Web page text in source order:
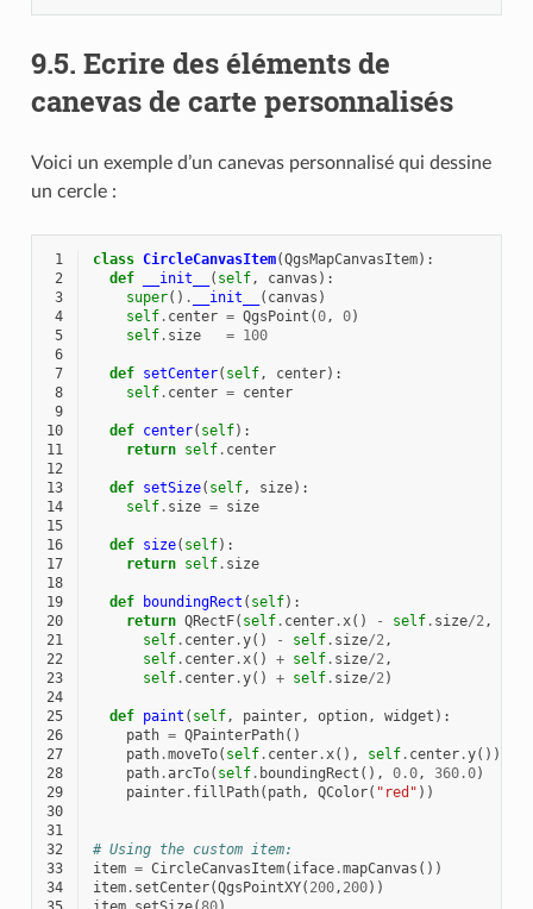
9.5. Ecrire des éléments de
canevas de carte personnalisés
Voici un exemple d’un canevas personnalisé qui dessine
un cercle :
1 class CircleCanvasItem(QgsMapCanvasItem):
2
def __init__ ( self, canvas ):
3
super() . __init__ ( canvas )
4
self. center = QgsPoint (0, 0)
5
self. size = 100
6
7
def setCenter( self, center):
8
self. center = center
9
10
def center( self):
11
return self. center
12
13
def setSize( self, size):
14
self. size = size
15
16
def size( self):
17
return self. size
18
19
def boundingRect ( self):
20
return QRectF( self. center.x() - self. size/2,
21
self. center.y() - self. size/2,
22
self. center.x() + self. size/2,
23
self. center.y() + self. size/2)
24
25
def paint ( self, painter, option, widget ):
26
path = QPainterPath()
27
path.moveTo( self. center.x(), self. center.y());
28
path.arcTo( self. boundingRect (), 0.0, 360.0)
29
painter. fillPath( path, QColor( "red" ))
30
31
32
# Using the custom item:
33
item = CircleCanvasItem( iface.mapCanvas ())
34
item. setCenter(QgsPointXY( 200, 200))